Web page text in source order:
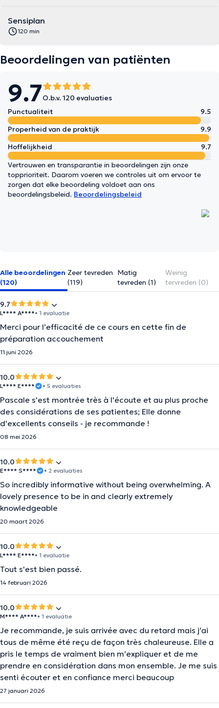
Sensiplan
120 min
Beoordelingen van patiënten
9.7O.b.v. 120 evaluaties
Punctualiteit
9.5
Properheid van de praktijk
9.9
Hoffelijkheid
9.7
Vertrouwen en transparantie in beoordelingen zijn onze
topprioriteit. Daarom voeren we controles uit om ervoor te
zorgen dat elke beoordeling voldoet aan ons
beoordelingsbeleid. Beoordelingsbeleid
Alle beoordelingen
(120)
Zeer tevreden
(119)
Matig
tevreden (1)
Weinig
tervreden (0)
9.7
L**** A****• 1 evaluatie
Merci pour l’efficacité de ce cours en cette fin de
préparation accouchement
11 juni 2026
10.0
L**** E**** • 5 evaluaties
Pascale s'est montrée très à l'écoute et au plus proche
des considérations de ses patientes; Elle donne
d'excellents conseils - je recommande !
08 mei 2026
10.0
E**** S**** • 2 evaluaties
So incredibly informative without being overwhelming. A
lovely presence to be in and clearly extremely
knowledgeable
20 maart 2026
10.0
L**** E****• 1 evaluatie
Tout s'est bien passé.
14 februari 2026
10.0
M**** A****• 1 evaluatie
Je recommande, je suis arrivée avec du retard mais j’ai
tous de même été reçu de façon très chaleureuse. Elle a
pris le temps de vraiment bien m’expliquer et de me
prendre en considération dans mon ensemble. Je me suis
senti écouter et en confiance merci beaucoup
27 januari 2026